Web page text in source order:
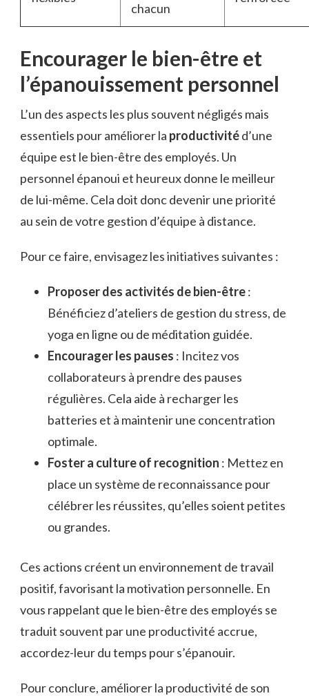
chacun
Encourager le bien-être et
l’épanouissement personnel
L’un des aspects les plus souvent négligés mais
essentiels pour améliorer la productivitéd’une
équipe est le bien-être des employés. Un
personnel épanoui et heureux donne le meilleur
de lui-même. Cela doit donc devenir une priorité
au sein de votre gestion d’équipe à distance.
Pour ce faire, envisagez les initiatives suivantes :
Proposer des activités de bien-être:
Bénéficiez d’ateliers de gestion du stress, de
yoga en ligne ou de méditation guidée.
Encourager les pauses : Incitez vos
collaborateurs à prendre des pauses
régulières. Cela aide à recharger les
batteries et à maintenir une concentration
optimale.
Foster a culture of recognition : Mettez en
place un système de reconnaissance pour
célébrer les réussites, qu’elles soient petites
ou grandes.
Ces actions créent un environnement de travail
positif, favorisant la motivation personnelle. En
vous rappelant que le bien-être des employés se
traduit souvent par une productivité accrue,
accordez-leur du temps pour s’épanouir.
Pour conclure, améliorer la productivité de son